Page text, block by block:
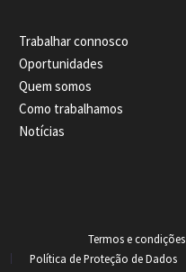
Trabalhar connosco
Oportunidades
Quem somos
Como trabalhamos
Notícias
Termos e condições
Política de Proteção de Dados